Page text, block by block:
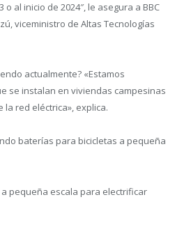
al inicio de 2024″, le asegura a BBC
viceministro de Altas Tecnologías
actualmente? «Estamos
se instalan en viviendas campesinas
red eléctrica», explica.
baterías para bicicletas a pequeña
pequeña escala para electrificar